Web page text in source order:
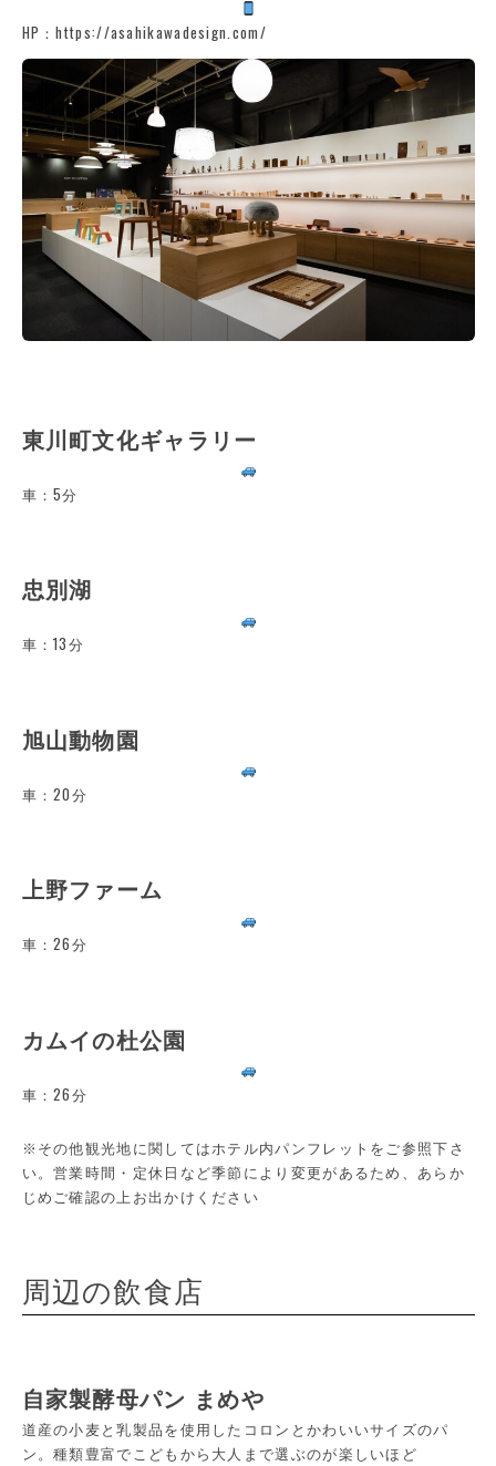
HP：https://asahikawadesign.com/
東川町文化ギャラリー
車：5分
忠別湖
車：13分
旭山動物園
車：20分
上野ファーム
車：26分
カムイの杜公園
車：26分
※その他観光地に関してはホテル内パンフレットをご参照下さ
い。営業時間・定休日など季節により変更があるため、あらか
じめご確認の上お出かけください
周辺の飲食店
自家製酵母パン まめや
道産の小麦と乳製品を使用したコロンとかわいいサイズのパ
ン。種類豊富でこどもから大人まで選ぶのが楽しいほど